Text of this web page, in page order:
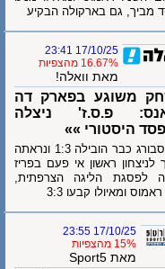
גם בארקולה הבקיע
17/10/25 23:41
16.67% מהצפיות
מאת וואלה!
משוגע בפארק דה
פ.ס.ז' ניצלה
היסטורי »»
שטרסבורג כבר הובילה 1:3 ונראתה
ראשון אי פעם בפריז
לפסגת הליגה הצרפתית,
ומאיולו קבעו 3:3
17/10/25 23:55
15% מהצפיות
מאת Sport5